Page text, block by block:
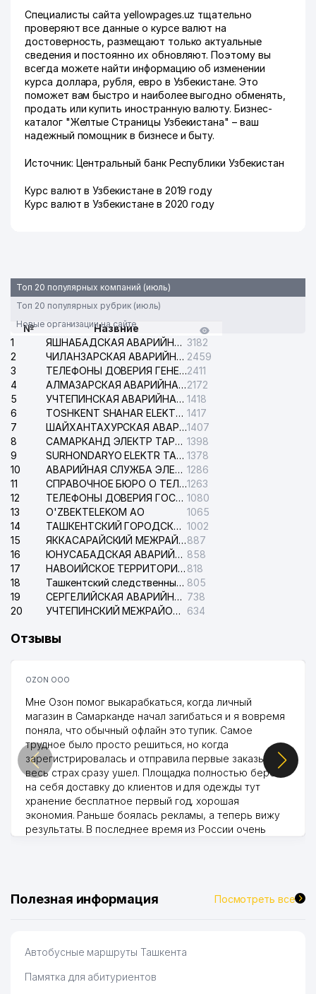
Специалисты сайтаyellowpages.uz тщательно
проверяют все данные о курсе валют на
достоверность, размещают только актуальные
сведения и постоянно их обновляют. Поэтому вы
всегда можете найти информацию об изменении
курса доллара, рубля, евро в Узбекистане. Это
поможет вам быстро и наиболее выгодно обменять,
продать или купить иностранную валюту. Бизнес-
каталог "Желтые Страницы Узбекистана" – ваш
надежный помощник в бизнесе и быту.
Источник: Центральный банк Республики Узбекистан
Курс валют в Узбекистане в 2019 году
Курс валют в Узбекистане в 2020 году
Топ 20 популярных компаний (июль)
Топ 20 популярных рубрик (июль)
Новые организации на сайте
№
Назвние
1
ЯШНАБАДСКАЯ АВАРИЙНАЯ СЛУЖБА ЭЛЕКТРОСЕТИ 3182
2
ЧИЛАНЗАРСКАЯ АВАРИЙНАЯ СЛУЖБА ЭЛЕКТРОСЕТИ 2459
3
ТЕЛЕФОНЫ ДОВЕРИЯ ГЕНЕРАЛЬНОЙ ПРОКУРАТУРЫ РЕСПУБЛИКИ УЗБЕКИСТАН2411
4
АЛМАЗАРСКАЯ АВАРИЙНАЯ СЛУЖБА ЭЛЕКТРОСЕТИ2172
5
УЧТЕПИНСКАЯ АВАРИЙНАЯ СЛУЖБА ЭЛЕКТРОСЕТИ 1418
6
TOSHKENT SHAHAR ELEKTR TARMOQLARI KORXONASI АО 1417
7
ШАЙХАНТАХУРСКАЯ АВАРИЙНАЯ СЛУЖБА ЭЛЕКТРОСЕТИ1407
8
САМАРКАНД ЭЛЕКТР ТАРМОКЛАРИ АО 1398
9
SURHONDARYO ELEKTR TARMOKLARI АО 1378
10
АВАРИЙНАЯ СЛУЖБА ЭЛЕКТРОСЕТИ ТАШКЕНТСКОГО РАЙОНА 1286
11
СПРАВОЧНОЕ БЮРО О ТЕЛЕФОНАХ ОРГАНИЗАЦИЙ г. ТАШКЕНТА1263
12
ТЕЛЕФОНЫ ДОВЕРИЯ ГОСУДАРСТВЕННОГО ЦЕНТРА ТЕСТИРОВАНИЯ 1080
13
O'ZBEKTELEKOM АО
1065
14
ТАШКЕНТСКИЙ ГОРОДСКОЙ СУД ПО ГРАЖДАНСКИМ ДЕЛАМ 1002
15
ЯККАСАРАЙСКИЙ МЕЖРАЙОННЫЙ СУД ПО ГРАЖДАНСКИМ ДЕЛАМ887
16
ЮНУСАБАДСКАЯ АВАРИЙНАЯ СЛУЖБА ЭЛЕКТРОСЕТИ 858
17
НАВОИЙСКОЕ ТЕРРИТОРИАЛЬНОЕ ПРЕДПРИЯТИЕ ЭЛЕКТРОСЕТИ АО 818
18
Ташкентский следственный изолятор 805
19
СЕРГЕЛИЙСКАЯ АВАРИЙНАЯ СЛУЖБА ЭЛЕКТРОСЕТИ 738
20
УЧТЕПИНСКИЙ МЕЖРАЙОННЫЙ СУД ПО ГРАЖДАНСКИМ ДЕЛАМ 634
Отзывы
OZON ООО
Мне Озон помог выкарабкаться, когда личный
магазин в Самарканде начал загибаться и я вовремя
поняла, что обычный офлайн это тупик. Самое
трудное было просто решиться, но когда
зарегистрировалась и отправила первые заказы,
весь страх сразу ушел. Площадка полностью берет
на себя доставку до клиентов и для одежды тут
хранение бесплатное первый год, хорошая
экономия. Раньше боялась рекламы, а теперь вижу
результаты. В последнее время из России очень
Полезная информация Посмотреть все
Автобусные маршруты Ташкента
Памятка для абитуриентов